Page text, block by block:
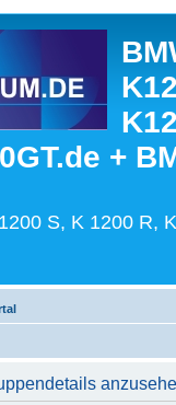
+
S, K 1200 R,